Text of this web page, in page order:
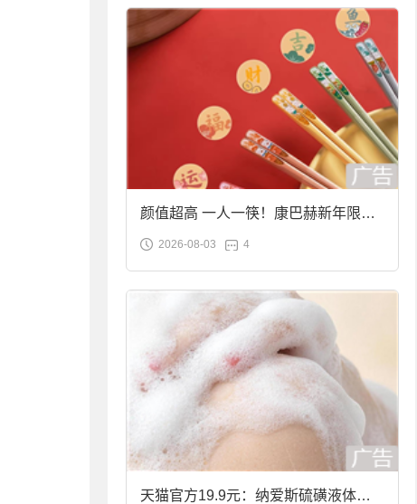
颜值超高 一人一筷！康巴赫新年限定
合金筷子大促：19.9元
2026-08-03 4
天猫官方19.9元：纳爱斯硫磺液体香